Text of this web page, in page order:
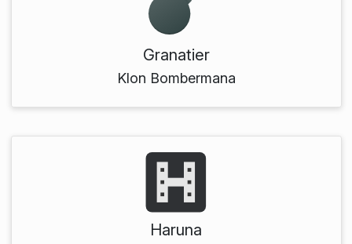
Granatier
Klon Bombermana
Haruna